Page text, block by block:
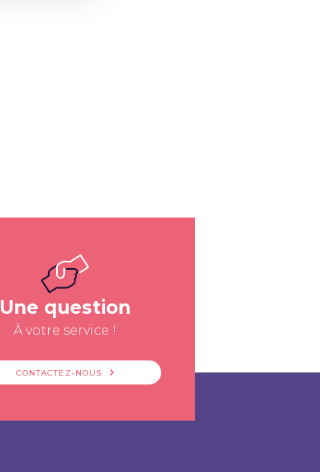
Une question
À votre service !
CONTACTEZ-NOUS